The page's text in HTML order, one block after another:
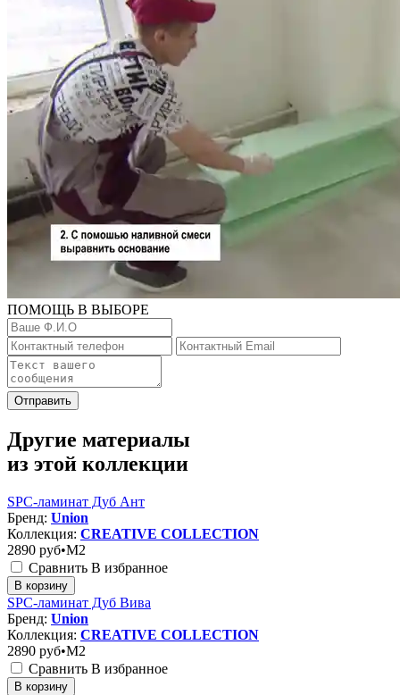
ПОМОЩЬ В ВЫБОРЕ
Отправить
Другие материалы
из этой коллекции
SPC-ламинат Дуб Ант
Бренд: Union
Коллекция: CREATIVE COLLECTION
2890 руб•M2
Сравнить В избранное
В корзину
SPC-ламинат Дуб Вива
Бренд: Union
Коллекция: CREATIVE COLLECTION
2890 руб•M2
Сравнить В избранное
В корзину